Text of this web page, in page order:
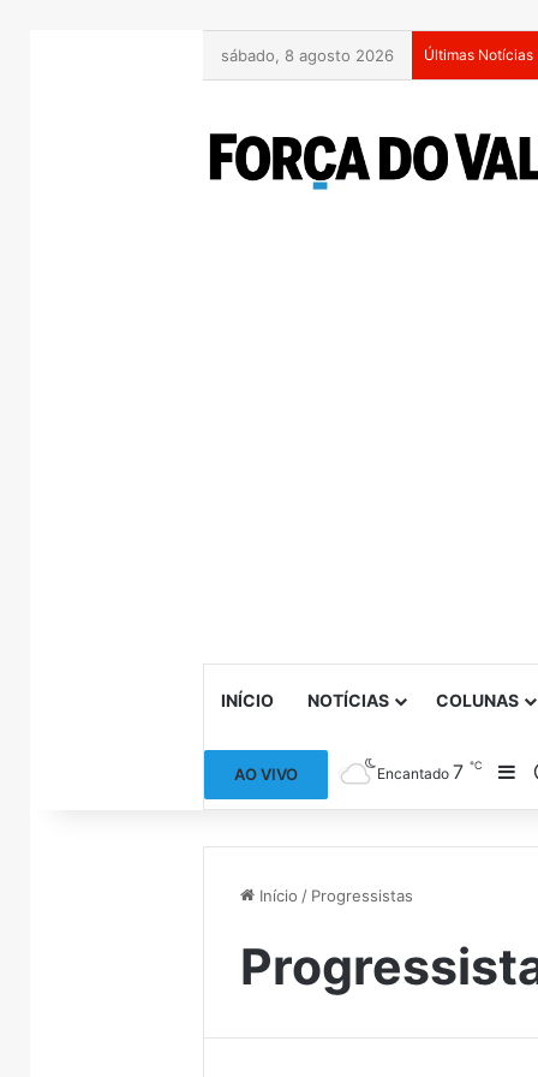
sábado, 8 agosto 2026 Últimas Notícias
INÍCIO NOTÍCIAS COLUNAS
AO VIVO Encantado 7℃
Início / Progressistas